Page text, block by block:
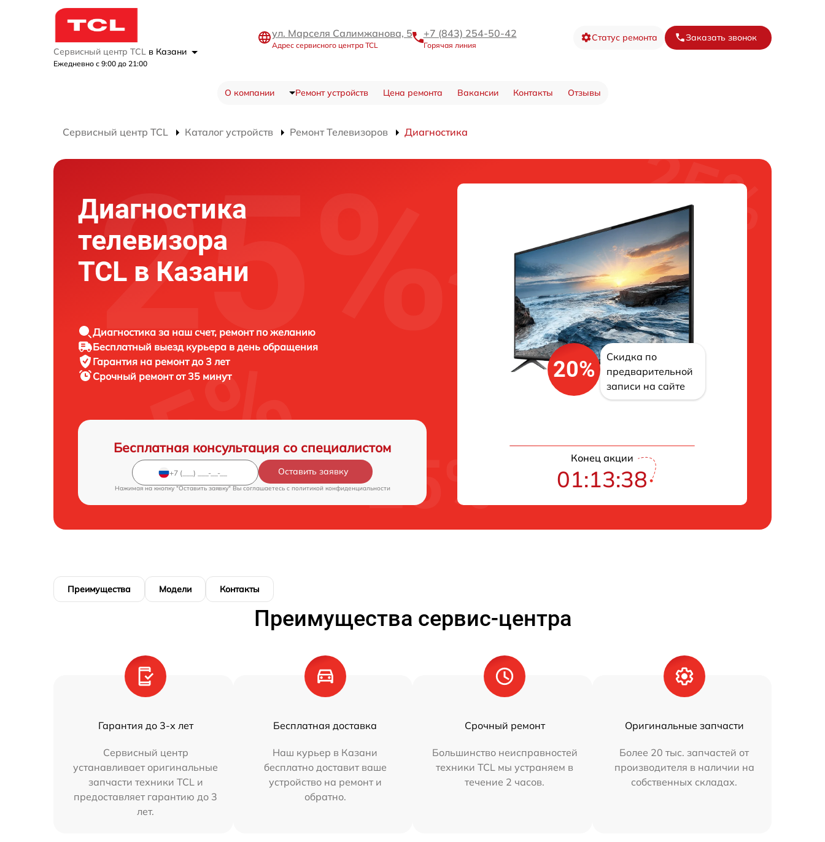
Сервисный центр TCL в Казани
Ежедневно с 9:00 до 21:00
ул. Марселя Салимжанова, 5
Адрес сервисного центра TCL
+7 (843) 254-50-42
Горячая линия
Статус ремонта Заказать звонок
О компании Ремонт устройств Цена ремонта Вакансии Контакты Отзывы
Сервисный центр TCL Каталог устройств Ремонт Телевизоров Диагностика
Диагностика
телевизора
TCL в Казани
Диагностика за наш счет, ремонт по желанию
Бесплатный выезд курьера в день обращения
Гарантия на ремонт до 3 лет
Срочный ремонт от 35 минут
Бесплатная консультация со специалистом
Оставить заявку
Нажимая на кнопку "Оставить заявку" Вы соглашаетесь c политикой конфиденциальности
20%
Скидка по
предварительной
записи на сайте
Конец акции
01:13:37
Преимущества Модели Контакты
Преимущества сервис-центра
Гарантия до 3-х лет
Сервисный центр
устанавливает оригинальные
запчасти техники TCL и
предоставляет гарантию до 3
лет.
Бесплатная доставка
Наш курьер в Казани
бесплатно доставит ваше
устройство на ремонт и
обратно.
Срочный ремонт
Большинство неисправностей
техники TCL мы устраняем в
течение 2 часов.
Оригинальные запчасти
Более 20 тыс. запчастей от
производителя в наличии на
собственных складах.